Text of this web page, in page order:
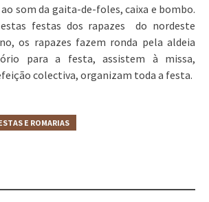
som da gaita-de-foles, caixa e bombo.
festas dos rapazes do nordeste
os rapazes fazem ronda pela aldeia
para a festa, assistem à missa,
colectiva, organizam toda a festa.
E ROMARIAS